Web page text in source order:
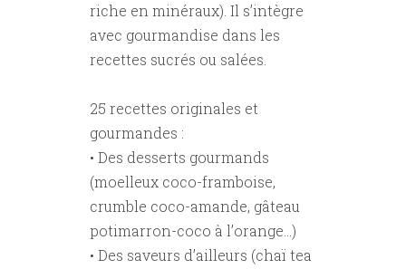
riche en minéraux). Il s’intègre
avec gourmandise dans les
recettes sucrés ou salées.
25 recettes originales et
gourmandes :
• Des desserts gourmands
(moelleux coco-framboise,
crumble coco-amande, gâteau
potimarron-coco à l’orange...)
• Des saveurs d’ailleurs (chaï tea